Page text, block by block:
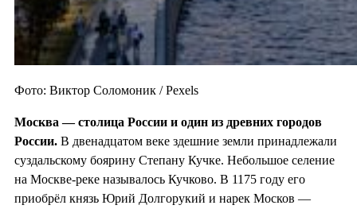
Фото: Виктор Соломоник / Pexels
Москва — столица России и один из древних городов
России. В двенадцатом веке здешние земли принадлежали
суздальскому боярину Степану Кучке. Небольшое селение
на Москве-реке называлось Кучково. В 1175 году его
приобрёл князь Юрий Долгорукий и нарек Москов —